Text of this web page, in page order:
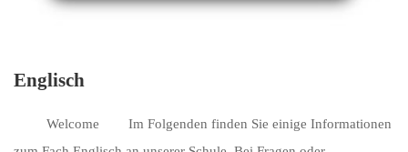
Englisch
Welcome Im Folgenden finden Sie einige Informationen